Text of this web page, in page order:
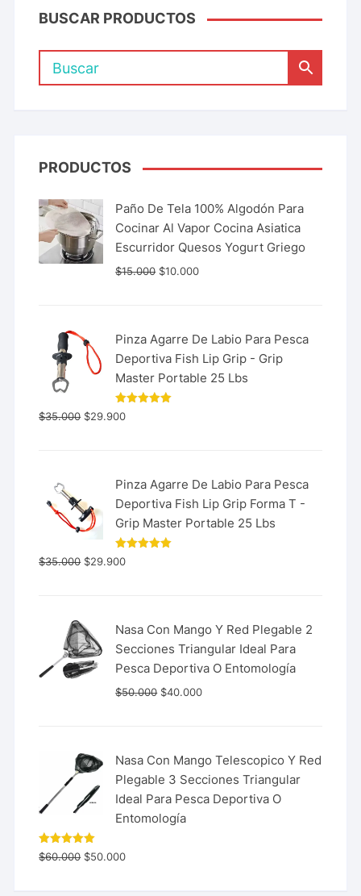
BUSCAR PRODUCTOS
PRODUCTOS
Paño De Tela 100% Algodón Para
Cocinar Al Vapor Cocina Asiatica
Escurridor Quesos Yogurt Griego
$15.000 $10.000
Pinza Agarre De Labio Para Pesca
Deportiva Fish Lip Grip - Grip
Master Portable 25 Lbs
Valorado
con
$35.000 $29.900
Pinza Agarre De Labio Para Pesca
Deportiva Fish Lip Grip Forma T -
Grip Master Portable 25 Lbs
Valorado
con
$35.000 $29.900
Nasa Con Mango Y Red Plegable 2
Secciones Triangular Ideal Para
Pesca Deportiva O Entomología
$50.000 $40.000
Nasa Con Mango Telescopico Y Red
Plegable 3 Secciones Triangular
Ideal Para Pesca Deportiva O
Entomología
Valorado
con 5.00
$60.000 $50.000